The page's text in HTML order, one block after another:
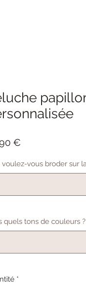
€
voulez-vous broder sur
quels tons de couleurs
*